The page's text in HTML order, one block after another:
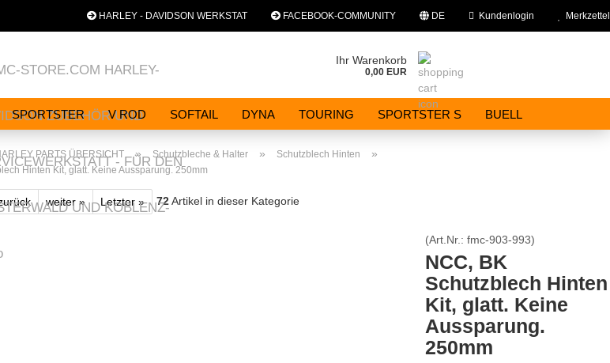
HARLEY - DAVIDSON WERKSTAT FACEBOOK-COMMUNITY DE
Sprache auswählen
Kundenlogin Merkzettel
Ihr Warenkorb
0,00 EUR
SPORTSTER V ROD SOFTAIL DYNA TOURING SPORTSTER S BUELL
PARTS ÜBERSICHT » Schutzbleche & Halter » Schutzblech Hinten »
Hinten Kit, glatt. Keine Aussparung. 250mm
weiter » Letzter » 72Artikel in dieser Kategorie
(Art.Nr.: fmc-903-993)
NCC, BK
Schutzblech Hinten
Kit, glatt. Keine
Aussparung.
250mm